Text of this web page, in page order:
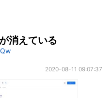
消えている
2020-08-11 09:07:37